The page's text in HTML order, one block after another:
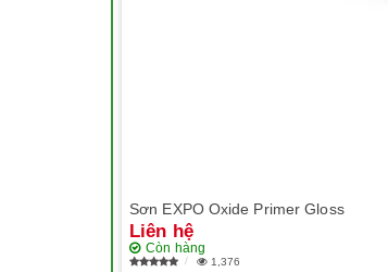
Sơn EXPO Oxide Primer Gloss
Liên hệ
Còn hàng
1,376